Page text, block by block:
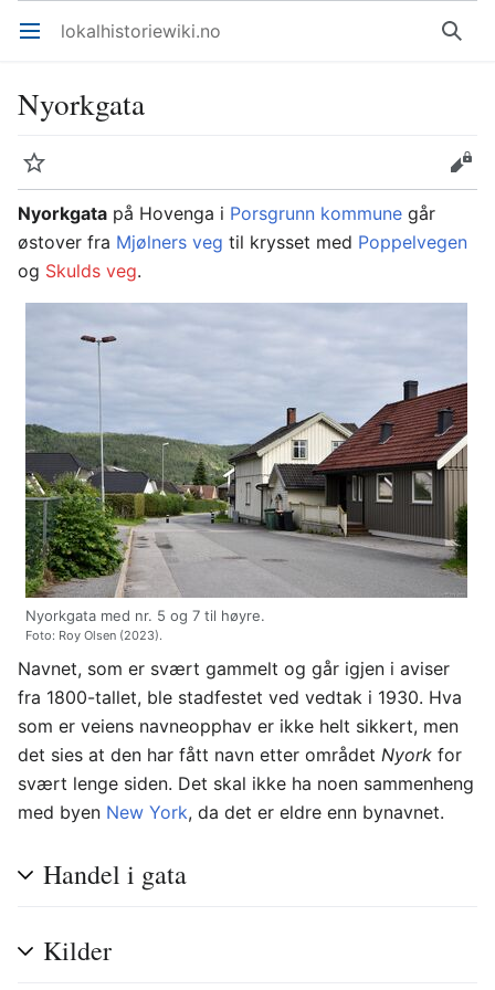
Åpne hovedmenyen lokalhistoriewiki.no Søk
Nyorkgata
Overvåk
Rediger
Nyorkgata på Hovenga i Porsgrunn kommune går
østover fra Mjølners veg til krysset med Poppelvegen
og Skulds veg.
Nyorkgata med nr. 5 og 7 til høyre.
Foto: Roy Olsen (2023).
Navnet, som er svært gammelt og går igjen i aviser
fra 1800-tallet, ble stadfestet ved vedtak i 1930. Hva
som er veiens navneopphav er ikke helt sikkert, men
det sies at den har fått navn etter området Nyork for
svært lenge siden. Det skal ikke ha noen sammenheng
med byen New York, da det er eldre enn bynavnet.
Handel i gata
Kilder